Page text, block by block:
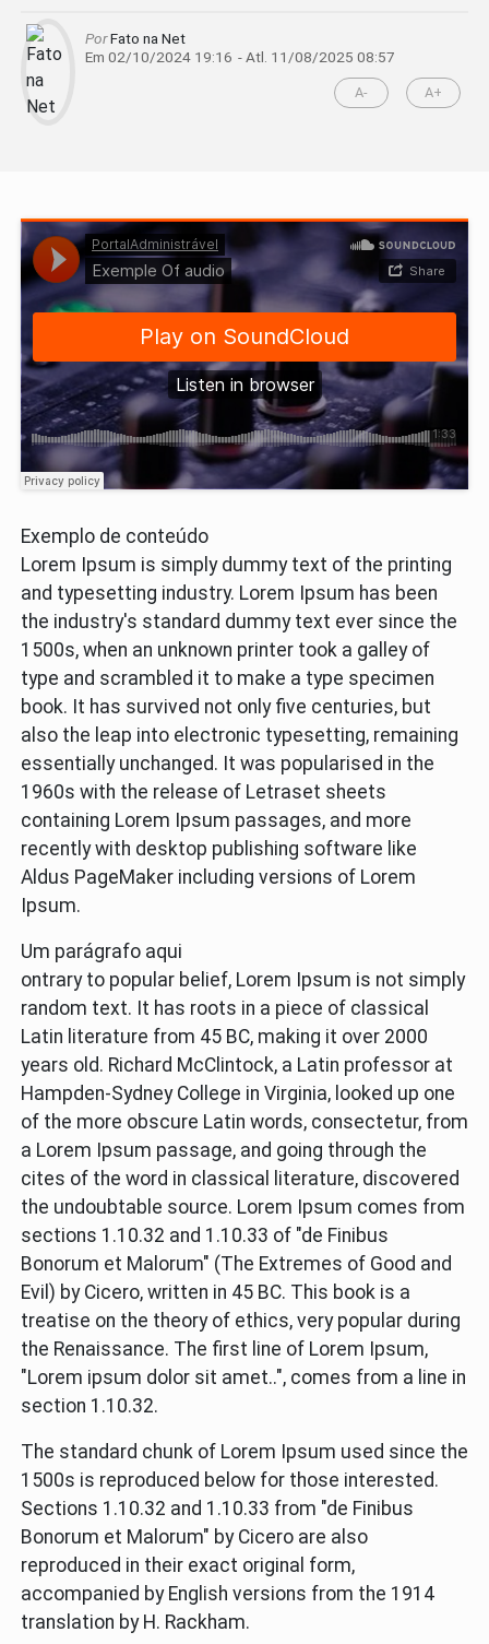
PorFato na Net
Em 02/10/2024 19:16 - Atl. 11/08/2025 08:57
A- A+
Exemplo de conteúdo
Lorem Ipsum is simply dummy text of the printing
and typesetting industry. Lorem Ipsum has been
the industry's standard dummy text ever since the
1500s, when an unknown printer took a galley of
type and scrambled it to make a type specimen
book. It has survived not only five centuries, but
also the leap into electronic typesetting, remaining
essentially unchanged. It was popularised in the
1960s with the release of Letraset sheets
containing Lorem Ipsum passages, and more
recently with desktop publishing software like
Aldus PageMaker including versions of Lorem
Ipsum.
Um parágrafo aqui
ontrary to popular belief, Lorem Ipsum is not simply
random text. It has roots in a piece of classical
Latin literature from 45 BC, making it over 2000
years old. Richard McClintock, a Latin professor at
Hampden-Sydney College in Virginia, looked up one
of the more obscure Latin words, consectetur, from
a Lorem Ipsum passage, and going through the
cites of the word in classical literature, discovered
the undoubtable source. Lorem Ipsum comes from
sections 1.10.32 and 1.10.33 of "de Finibus
Bonorum et Malorum" (The Extremes of Good and
Evil) by Cicero, written in 45 BC. This book is a
treatise on the theory of ethics, very popular during
the Renaissance. The first line of Lorem Ipsum,
"Lorem ipsum dolor sit amet..", comes from a line in
section 1.10.32.
The standard chunk of Lorem Ipsum used since the
1500s is reproduced below for those interested.
Sections 1.10.32 and 1.10.33 from "de Finibus
Bonorum et Malorum" by Cicero are also
reproduced in their exact original form,
accompanied by English versions from the 1914
translation by H. Rackham.